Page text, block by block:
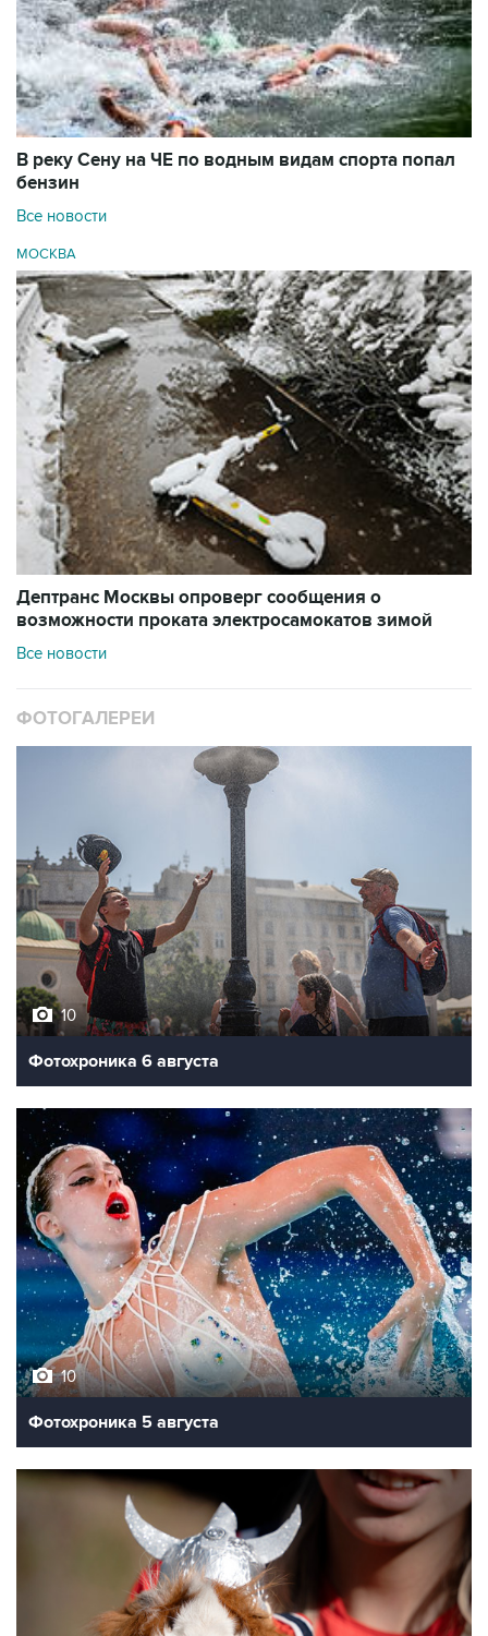
В реку Сену на ЧЕ по водным видам спорта попал
бензин
Все новости
МОСКВА
Дептранс Москвы опроверг сообщения о
возможности проката электросамокатов зимой
Все новости
ФОТОГАЛЕРЕИ
10
Фотохроника 6 августа
10
Фотохроника 5 августа